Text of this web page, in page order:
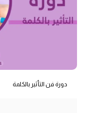
دورة فن التأثير بالكلمة